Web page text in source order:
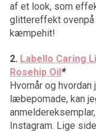
af et look, som
glittereffekt ovenpå
kæmpehit!
2. Labello Caring
Rosehip Oil*
Hvornår og
læbepomade, kan
Instagram. Lige